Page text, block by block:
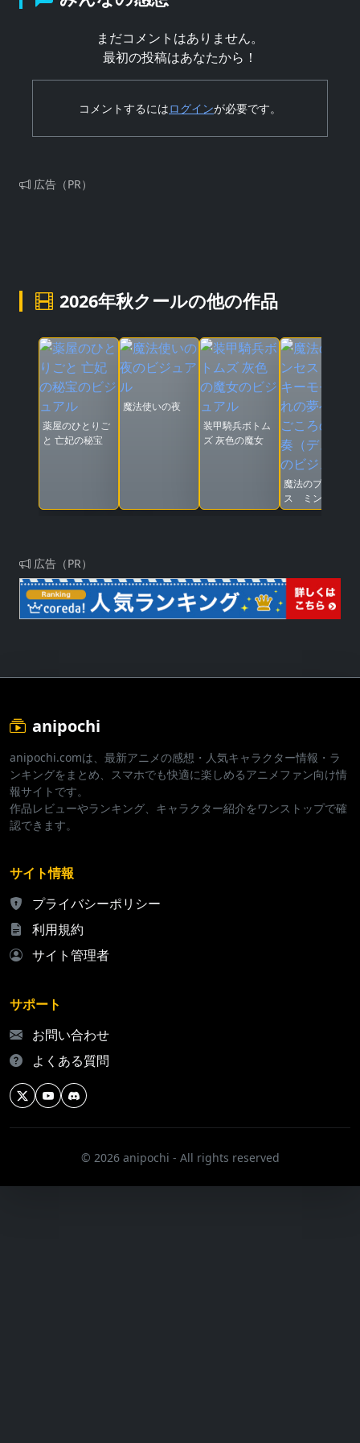
まだコメントはありません。
最初の投稿はあなたから！
コメントするにはログインが必要です。
広告（PR）
2026年秋クールの他の作品
薬屋のひとりご
と 亡妃の秘宝
魔法使いの夜
装甲騎兵ボトム
ズ 灰色の魔女
魔法のプリンセ
ス ミンキーモ
モ 憧れの夢へ
広告（PR）
anipochi
anipochi.comは、最新アニメの感想・人気キャラクター情報・ラ
ンキングをまとめ、スマホでも快適に楽しめるアニメファン向け情
報サイトです。
作品レビューやランキング、キャラクター紹介をワンストップで確
認できます。
サイト情報
プライバシーポリシー
利用規約
サイト管理者
サポート
お問い合わせ
よくある質問
© 2026 anipochi - All rights reserved